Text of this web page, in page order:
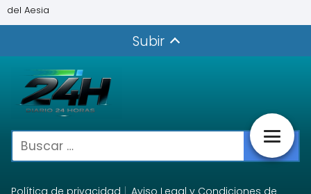
del Aesia
Subir
Política de privacidad Aviso Legal y Condiciones de